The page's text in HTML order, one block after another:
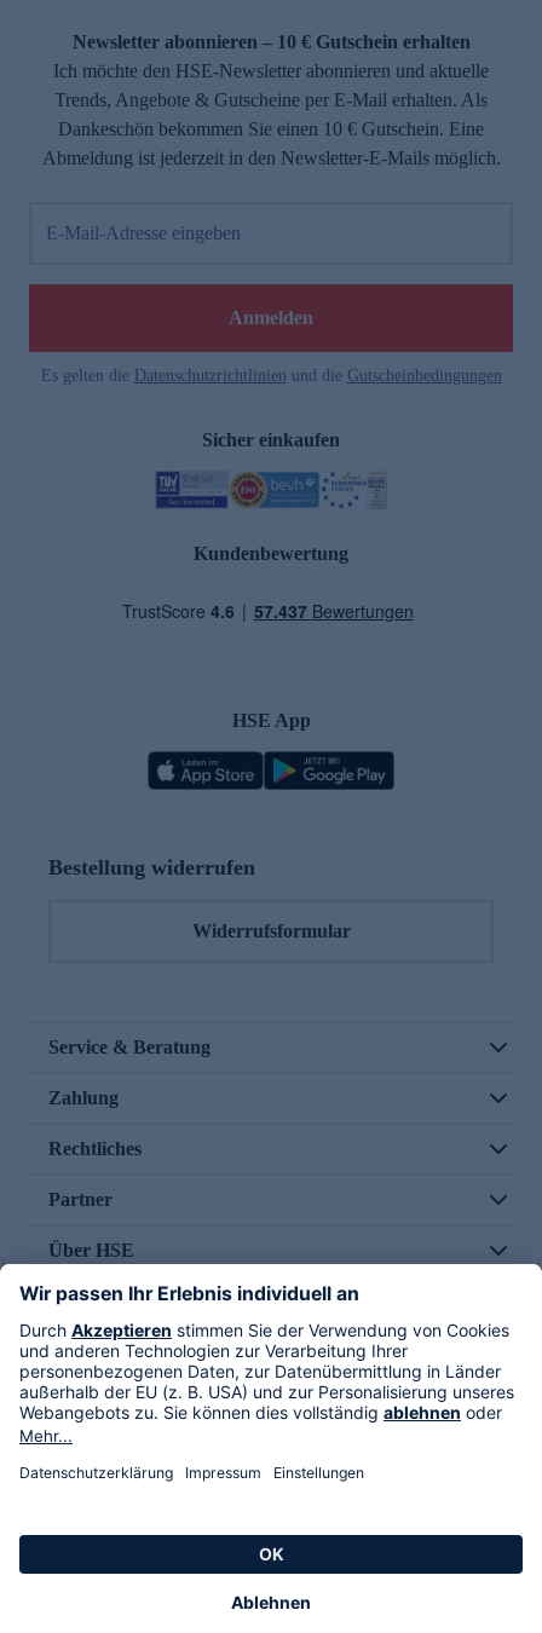
Newsletter abonnieren – 10 € Gutschein erhalten
Ich möchte den HSE-Newsletter abonnieren und aktuelle
Trends, Angebote & Gutscheine per E-Mail erhalten. Als
Dankeschön bekommen Sie einen 10 € Gutschein. Eine
Abmeldung ist jederzeit in den Newsletter-E-Mails möglich.
E-Mail-Adresse eingeben
Anmelden
Es gelten die Datenschutzrichtlinien und die Gutscheinbedingungen
Sicher einkaufen
Kundenbewertung
HSE App
Bestellung widerrufen
Widerrufsformular
Service & Beratung
Zahlung
Rechtliches
Partner
Über HSE
Im TV
HSE International